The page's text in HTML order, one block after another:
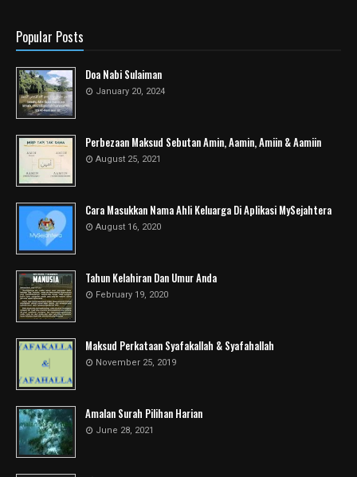
Popular Posts
Doa Nabi Sulaiman
January 20, 2024
Perbezaan Maksud Sebutan Amin, Aamin, Amiin & Aamiin
August 25, 2021
Cara Masukkan Nama Ahli Keluarga Di Aplikasi MySejahtera
August 16, 2020
Tahun Kelahiran Dan Umur Anda
February 19, 2020
Maksud Perkataan Syafakallah & Syafahallah
November 25, 2019
Amalan Surah Pilihan Harian
June 28, 2021